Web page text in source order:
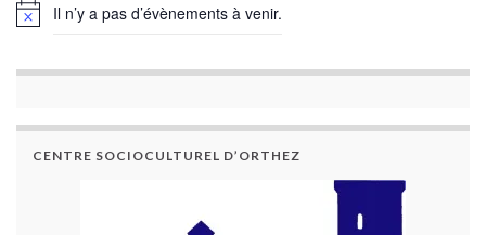
Il n’y a pas d’évènements à venir.
CENTRE SOCIOCULTUREL D’ORTHEZ